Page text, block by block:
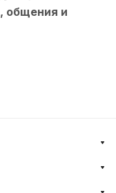
общения и